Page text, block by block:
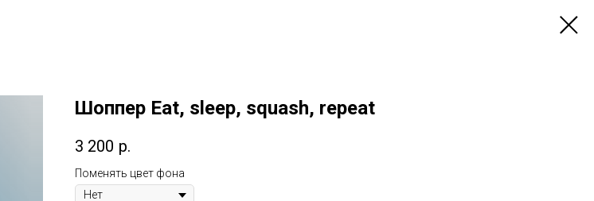
Шоппер Eat, sleep, squash, repeat
3 200 р.
Поменять цвет фона